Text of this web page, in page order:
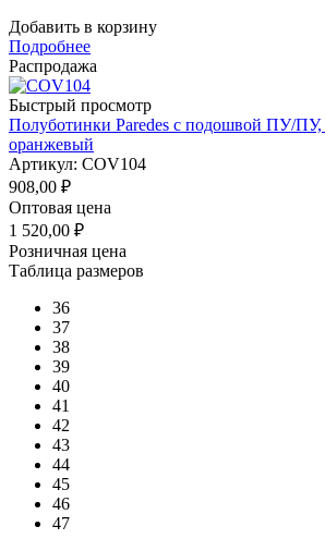
Добавить в корзину
Подробнее
Распродажа
Быстрый просмотр
Полуботинки Paredes с подошвой ПУ/
оранжевый
Артикул: COV104
908,00 ₽
Оптовая цена
1 520,00 ₽
Розничная цена
Таблица размеров
36
37
38
39
40
41
42
43
44
45
46
47